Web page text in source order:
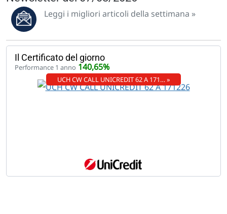
Leggi i migliori articoli della settimana »
Il Certificato del giorno
Performance 1 anno 140,65%
UCH CW CALL UNICREDIT 62 A 171… »